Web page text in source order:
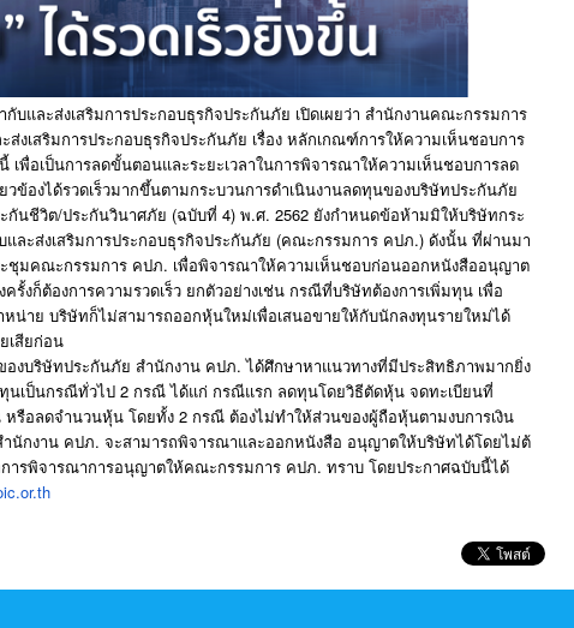
กับและส่งเสริมการประกอบธุรกิจประกันภัย เปิดเผยว่า สำนักงานคณะกรรมการ
ส่งเสริมการประกอบธุรกิจประกันภัย เรื่อง หลักเกณฑ์การให้ความเห็นชอบการ
เพื่อเป็นการลดขั้นตอนและระยะเวลาในการพิจารณาให้ความเห็นชอบการลด
ยวข้องได้รวดเร็วมากขึ้นตามกระบวนการดำเนินงานลดทุนของบริษัทประกันภัย
กันชีวิต/ประกันวินาศภัย (ฉบับที่ 4) พ.ศ. 2562 ยังกำหนดข้อห้ามมิให้บริษัทกระ
และส่งเสริมการประกอบธุรกิจประกันภัย (คณะกรรมการ คปภ.) ดังนั้น ที่ผ่านมา
ชุมคณะกรรมการ คปภ. เพื่อพิจารณาให้ความเห็นชอบก่อนออกหนังสืออนุญาต
รั้งก็ต้องการความรวดเร็ว ยกตัวอย่างเช่น กรณีที่บริษัทต้องการเพิ่มทุน เพื่อ
หน่าย บริษัทก็ไม่สามารถออกหุ้นใหม่เพื่อเสนอขายให้กับนักลงทุนรายใหม่ได้
เสียก่อน
องบริษัทประกันภัย สำนักงาน คปภ.ได้ศึกษาหาแนวทางที่มีประสิทธิภาพมากยิ่ง
นเป็นกรณีทั่วไป 2 กรณี ได้แก่ กรณีแรก ลดทุนโดยวิธีตัดหุ้น จดทะเบียนที่
หรือลดจำนวนหุ้น โดยทั้ง 2 กรณี ต้องไม่ทำให้ส่วนของผู้ถือหุ้นตามงบการเงิน
ำนักงาน คปภ.จะสามารถพิจารณาและออกหนังสือ อนุญาตให้บริษัทได้โดยไม่ต้
การพิจารณาการอนุญาตให้คณะกรรมการ คปภ.ทราบ โดยประกาศฉบับนี้ได้